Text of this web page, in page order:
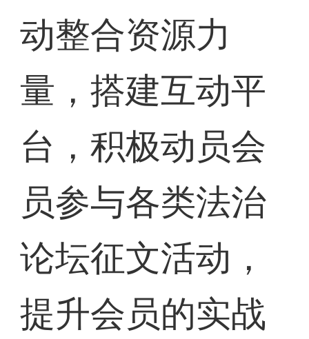
动整合资源力
量，搭建互动平
台，积极动员会
员参与各类法治
论坛征文活动，
提升会员的实战